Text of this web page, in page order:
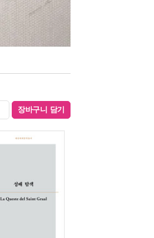
장바구니 담기